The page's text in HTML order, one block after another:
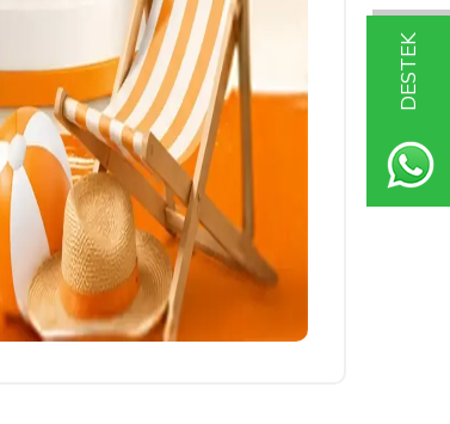
DESTEK